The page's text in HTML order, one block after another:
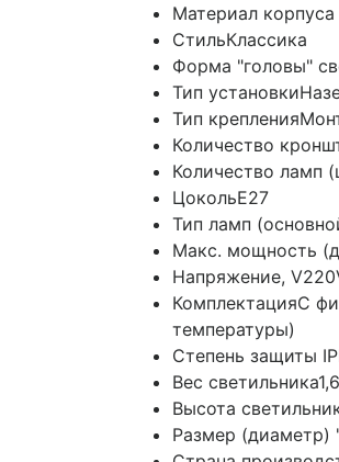
Материал
СтильКлассика
Форма "головы"
Тип установки
Тип крепления
Количество
Количество ламп
ЦокольE27
Тип ламп
Макс. мощность
Напряжение, V
КомплектацияС
температуры)
Степень защиты IP
Вес светильника
Высота
Размер (диаметр)